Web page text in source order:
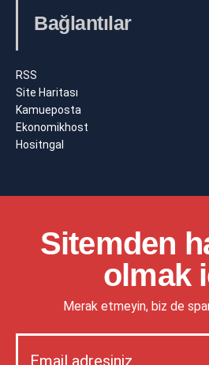
Bağlantılar
RSS
Site Haritası
Kamueposta
Ekonomikhost
Hositngal
Sitemden
olmak
Merak etmeyin, biz de